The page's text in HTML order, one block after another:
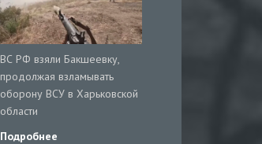
ВС РФ взяли Бакшеевку,
продолжая взламывать
оборону ВСУ в Харьковской
области
Подробнее